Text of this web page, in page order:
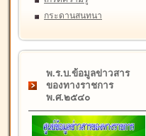
กระดานสนทนา
พ.ร.บ.ข้อมูลข่าวสาร
ของทางราชการ
พ.ศ.๒๕๔๐